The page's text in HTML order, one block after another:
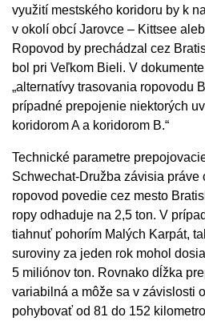
využití mestského koridoru by k
v okolí obcí Jarovce – Kittsee
Ropovod by prechádzal cez
bol pri Veľkom Bieli. V
„alternatívy trasovania ropovodu
prípadné prepojenie niektorých
koridorom A a koridorom B.“
Technické parametre
Schwechat-Družba závisia práve
ropovod povedie cez mesto
ropy odhaduje na 2,5 ton. V
tiahnuť pohorím Malých Karpát,
suroviny za jeden rok mohol
5 miliónov ton. Rovnako dĺžka
variabilná a môže sa v závislosti
pohybovať od 81 do 152